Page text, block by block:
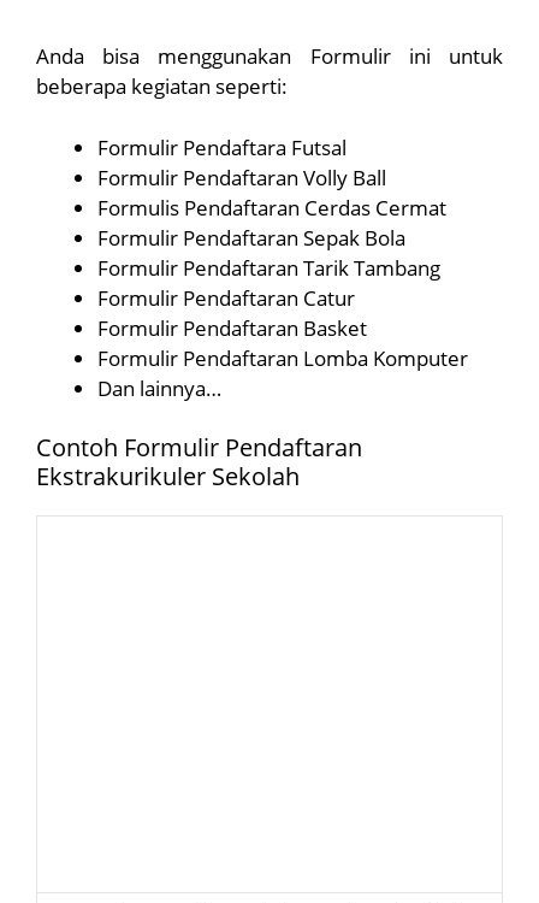
Anda bisa menggunakan Formulir ini untuk
beberapa kegiatan seperti:
Formulir Pendaftara Futsal
Formulir Pendaftaran Volly Ball
Formulis Pendaftaran Cerdas Cermat
Formulir Pendaftaran Sepak Bola
Formulir Pendaftaran Tarik Tambang
Formulir Pendaftaran Catur
Formulir Pendaftaran Basket
Formulir Pendaftaran Lomba Komputer
Dan lainnya…
Contoh Formulir Pendaftaran
Ekstrakurikuler Sekolah